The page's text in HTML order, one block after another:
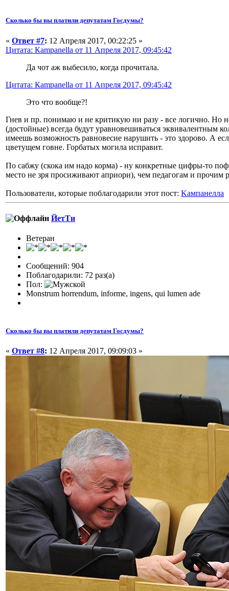
Сколько бы вы платили депутатам Госдумы?
« Ответ #7: 12 Апреля 2017, 00:22:25 »
Цитата: Кampanella от 11 Апреля 2017, 09:45:42
Да чот аж выбесило, когда прочитала.
Цитата: Кampanella от 11 Апреля 2017, 09:45:42
Это что вообще?!
Гнев и пр. понимаю и не критикую ни разу - все логично. Но
(достойные) всегда будут уравновешиваться эквивалентным
имеешь возможность равновесие нарушить - это здорово. А
цветущем говне. Горбатых могила исправит.
По сабжу (скока им надо корма) - ну конкретные цифры-то
место не зря просиживают априори), чем педагогам и прочим
Пользователи, которые поблагодарили этот пост: Kампанелла
ЙетТи
Ветеран
Сообщений: 904
Поблагодарили: 72 раз(а)
Пол:
Monstrum horrendum, informe, ingens, qui lumen ade
Сколько бы вы платили депутатам Госдумы?
« Ответ #8: 12 Апреля 2017, 09:09:03 »